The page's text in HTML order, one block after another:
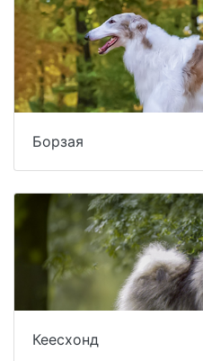
Борзая
Кеесхонд